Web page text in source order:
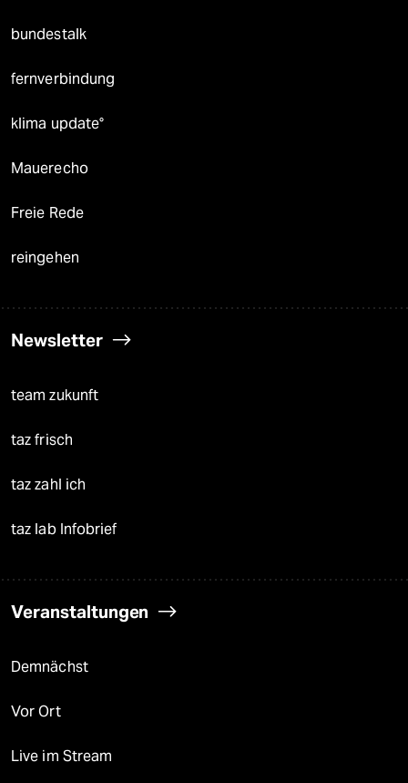
bundestalk
fernverbindung
klima update°
Mauerecho
Freie Rede
reingehen
Newsletter
team zukunft
taz frisch
taz zahl ich
taz lab Infobrief
Veranstaltungen
Demnächst
Vor Ort
Live im Stream